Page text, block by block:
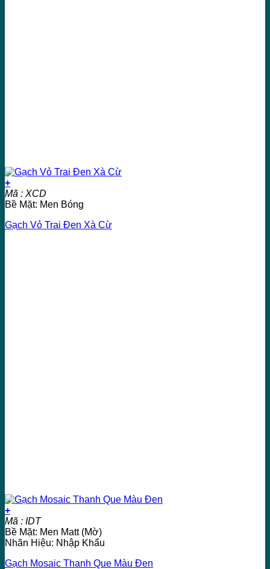
+
Mã : XCD
Bề Mặt: Men Bóng
Gạch Vỏ Trai Đen Xà Cừ
+
Mã : IDT
Bề Mặt: Men Matt (Mờ)
Nhãn Hiệu: Nhập Khẩu
Gạch Mosaic Thanh Que Màu Đen